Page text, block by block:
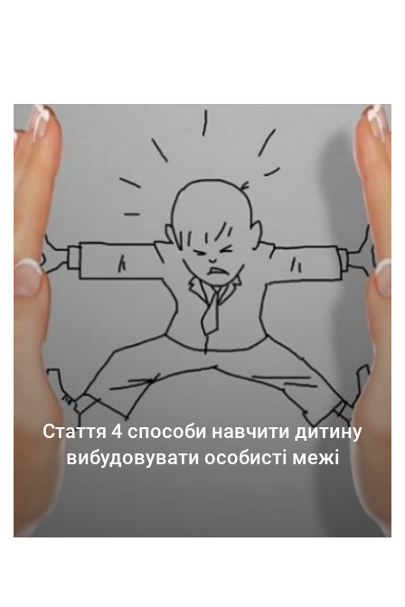
Стаття 4 способи навчити дитину
вибудовувати особисті межі